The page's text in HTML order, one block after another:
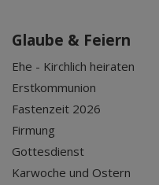
Glaube & Feiern
Ehe - Kirchlich heiraten
Erstkommunion
Fastenzeit 2026
Firmung
Gottesdienst
Karwoche und Ostern